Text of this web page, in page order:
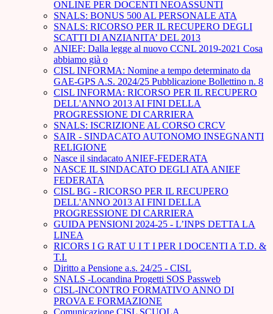
ONLINE PER DOCENTI NEOASSUNTI
SNALS: BONUS 500 AL PERSONALE ATA
SNALS: RICORSO PER IL RECUPERO DEGLI
SCATTI DI ANZIANITA’ DEL 2013
ANIEF: Dalla legge al nuovo CCNL 2019-2021 Cosa
abbiamo già o
CISL INFORMA: Nomine a tempo determinato da
GAE-GPS A.S. 2024/25 Pubblicazione Bollettino n. 8
CISL INFORMA: RICORSO PER IL RECUPERO
DELL'ANNO 2013 AI FINI DELLA
PROGRESSIONE DI CARRIERA
SNALS: ISCRIZIONE AL CORSO CRCV
SAIR - SINDACATO AUTONOMO INSEGNANTI
RELIGIONE
Nasce il sindacato ANIEF-FEDERATA
NASCE IL SINDACATO DEGLI ATA ANIEF
FEDERATA
CISL BG - RICORSO PER IL RECUPERO
DELL'ANNO 2013 AI FINI DELLA
PROGRESSIONE DI CARRIERA
GUIDA PENSIONI 2024-25 - L’INPS DETTA LA
LINEA
RICORS I G RAT U I T I PER I DOCENTI A T.D. &
T.I.
Diritto a Pensione a.s. 24/25 - CISL
SNALS -Locandina Progetti SOS Passweb
CISL-INCONTRO FORMATIVO ANNO DI
PROVA E FORMAZIONE